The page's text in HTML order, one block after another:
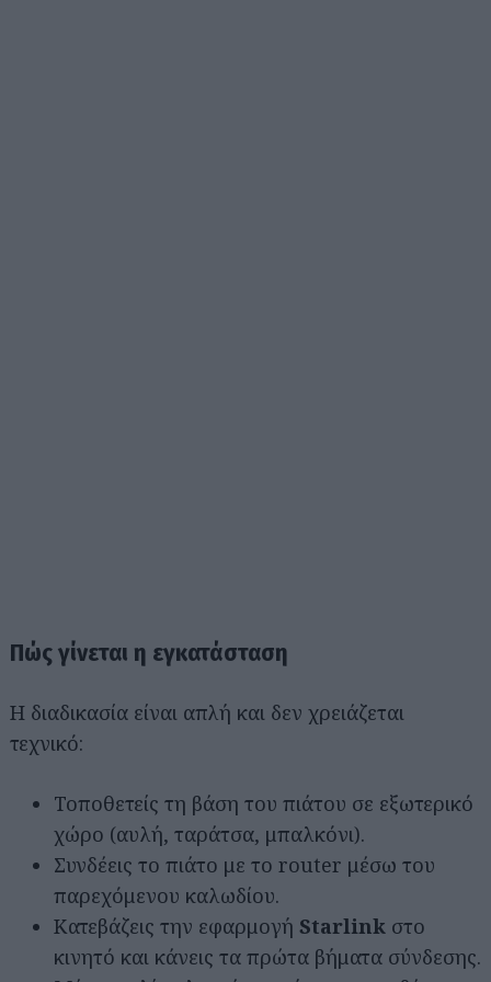
Πώς γίνεται η εγκατάσταση
Η διαδικασία είναι απλή και δεν χρειάζεται
τεχνικό:
Τοποθετείς τη βάση του πιάτου σε εξωτερικό
χώρο (αυλή, ταράτσα, μπαλκόνι).
Συνδέεις το πιάτο με το router μέσω του
παρεχόμενου καλωδίου.
Κατεβάζεις την εφαρμογή Starlink στο
κινητό και κάνεις τα πρώτα βήματα σύνδεσης.